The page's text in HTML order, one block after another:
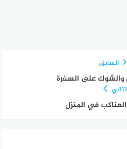
السابق
والشوك على السفرة
في المنزل